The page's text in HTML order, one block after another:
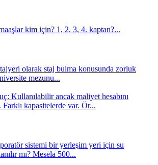
kim için? 1, 2, 3, 4. kaptan?...
olarak staj bulma konusunda zorluk
mezunu...
Kullanılabilir ancak maliyet hesabını
Farklı kapasitelerde var. Ör...
sistemi bir yerleşim yeri için su
mı? Mesela 500...